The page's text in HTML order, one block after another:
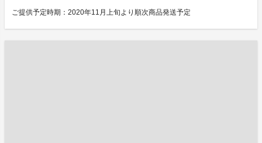
ご提供予定時期：2020年11月上旬より順次商品発送予定